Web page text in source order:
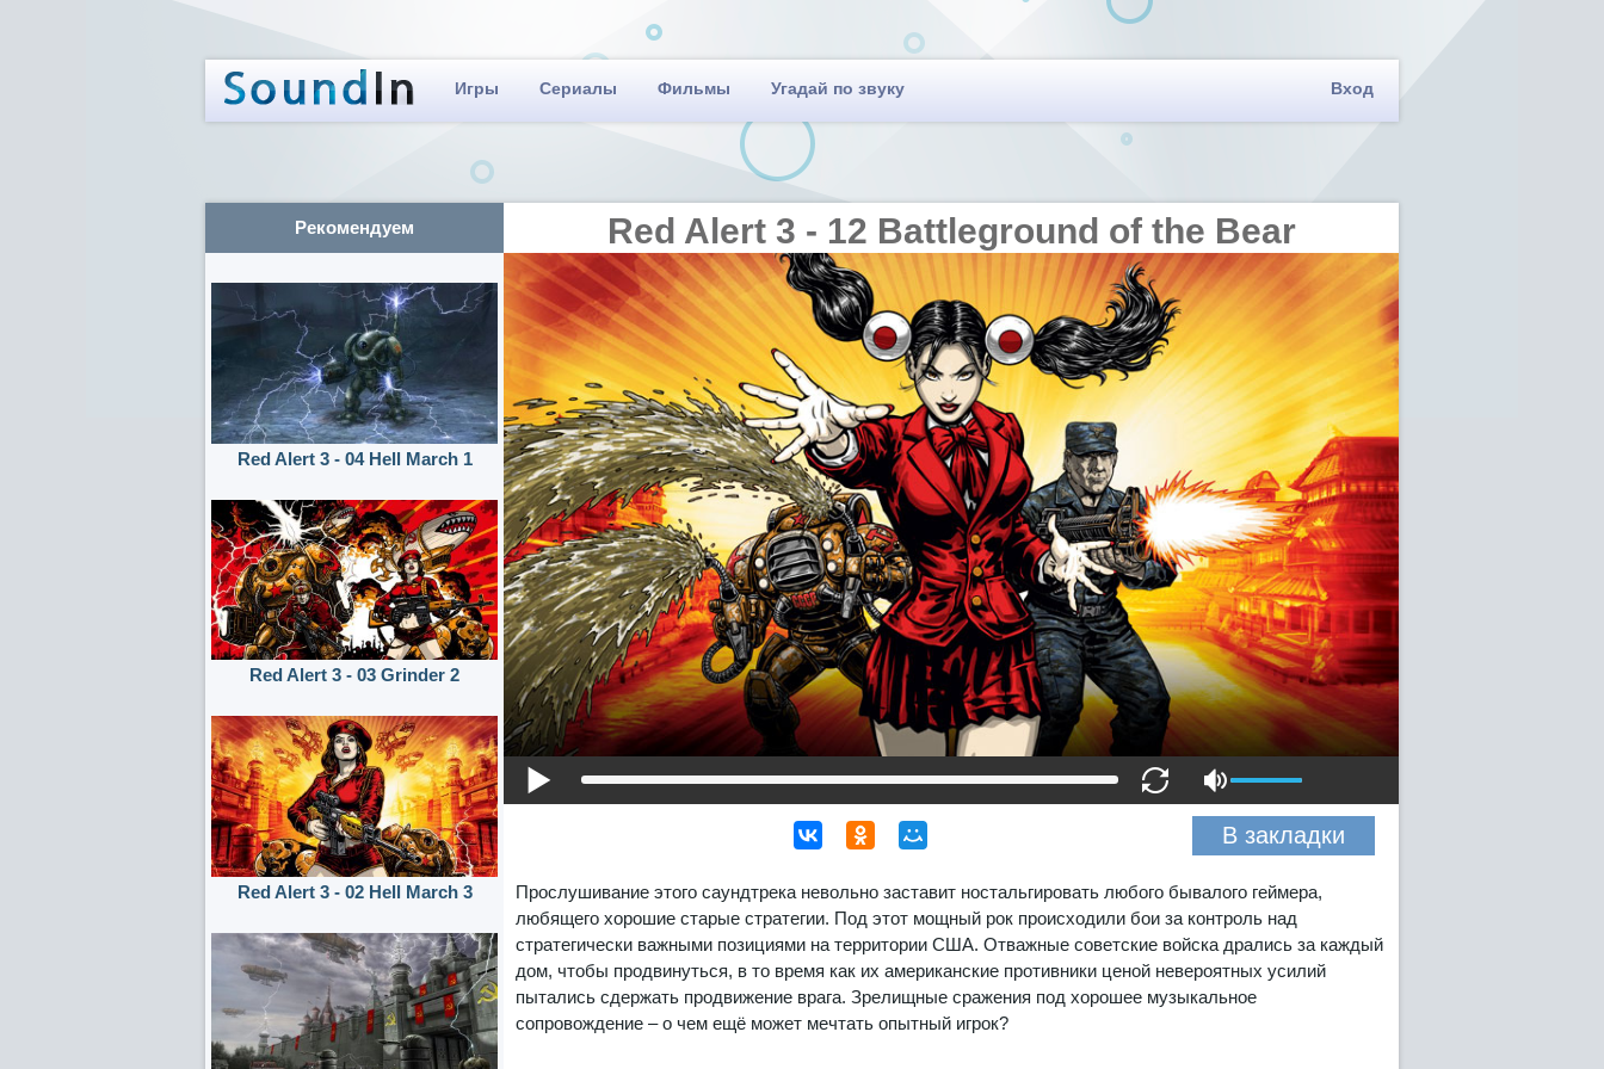
Red Alert 3 - 12 Battleground of the Bear
В закладки
Прослушивание этого саундтрека невольно заставит ностальгировать любого бывалого геймера,
любящего хорошие старые стратегии. Под этот мощный рок происходили бои за контроль над
стратегически важными позициями на территории США. Отважные советские войска дрались за каждый
дом, чтобы продвинуться, в то время как их американские противники ценой невероятных усилий
пытались сдержать продвижение врага. Зрелищные сражения под хорошее музыкальное
сопровождение – о чем ещё может мечтать опытный игрок?
Рекомендуем
Red Alert 3 - 04 Hell March 1
Red Alert 3 - 03 Grinder 2
Red Alert 3 - 02 Hell March 3
Игры Сериалы Фильмы Угадай по звуку Вход